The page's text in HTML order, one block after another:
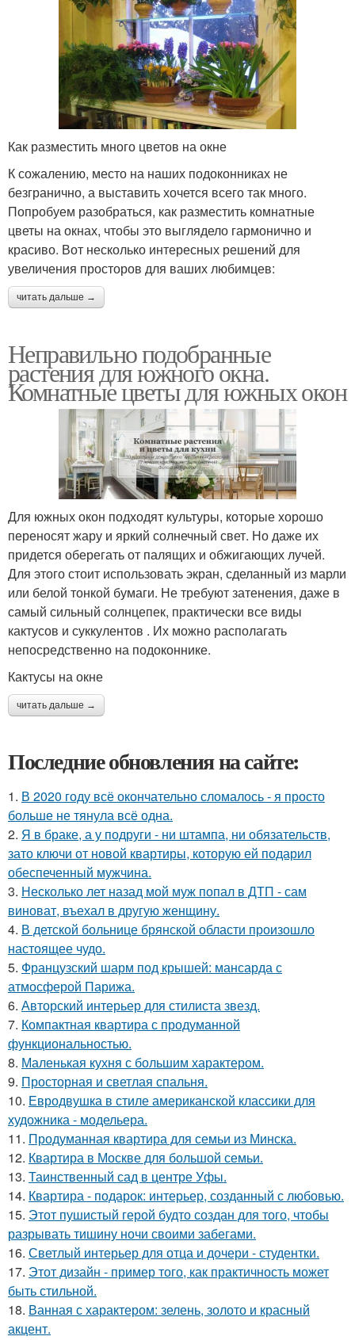
Как разместить много цветов на окне
К сожалению, место на наших подоконниках не
безгранично, а выставить хочется всего так много.
Попробуем разобраться, как разместить комнатные
цветы на окнах, чтобы это выглядело гармонично и
красиво. Вот несколько интересных решений для
увеличения просторов для ваших любимцев:
читать дальше →
Неправильно подобранные
растения для южного окна.
Комнатные цветы для южных окон
Для южных окон подходят культуры, которые хорошо
переносят жару и яркий солнечный свет. Но даже их
придется оберегать от палящих и обжигающих лучей.
Для этого стоит использовать экран, сделанный из марли
или белой тонкой бумаги. Не требуют затенения, даже в
самый сильный солнцепек, практически все виды
кактусов и суккулентов . Их можно располагать
непосредственно на подоконнике.
Кактусы на окне
читать дальше →
Последние обновления на сайте:
1. В 2020 году всё окончательно сломалось - я просто
больше не тянула всё одна.
2. Я в браке, а у подруги - ни штампа, ни обязательств,
зато ключи от новой квартиры, которую ей подарил
обеспеченный мужчина.
3. Несколько лет назад мой муж попал в ДТП - сам
виноват, въехал в другую женщину.
4. В детской больнице брянской области произошло
настоящее чудо.
5. Французский шарм под крышей: мансарда с
атмосферой Парижа.
6. Авторский интерьер для стилиста звезд.
7. Компактная квартира с продуманной
функциональностью.
8. Маленькая кухня с большим характером.
9. Просторная и светлая спальня.
10. Евродвушка в стиле американской классики для
художника - модельера.
11. Продуманная квартира для семьи из Минска.
12. Квартира в Москве для большой семьи.
13. Таинственный сад в центре Уфы.
14. Квартира - подарок: интерьер, созданный с любовью.
15. Этот пушистый герой будто создан для того, чтобы
разрывать тишину ночи своими забегами.
16. Светлый интерьер для отца и дочери - студентки.
17. Этот дизайн - пример того, как практичность может
быть стильной.
18. Ванная с характером: зелень, золото и красный
акцент.